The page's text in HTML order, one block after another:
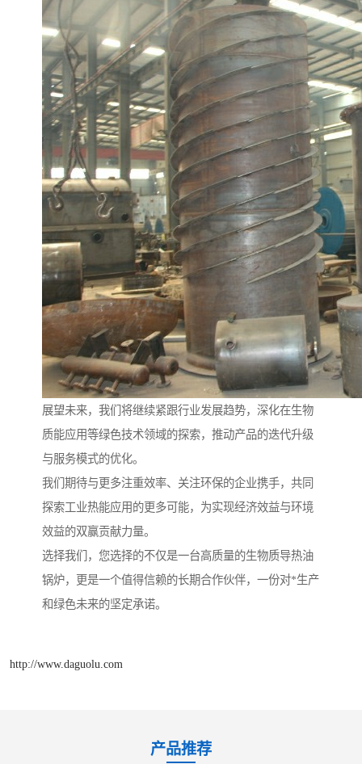
展望未来，我们将继续紧跟行业发展趋势，深化在生物
质能应用等绿色技术领域的探索，推动产品的迭代升级
与服务模式的优化。
我们期待与更多注重效率、关注环保的企业携手，共同
探索工业热能应用的更多可能，为实现经济效益与环境
效益的双赢贡献力量。
选择我们，您选择的不仅是一台高质量的生物质导热油
锅炉，更是一个值得信赖的长期合作伙伴，一份对*生产
和绿色未来的坚定承诺。
http://www.daguolu.com
产品推荐